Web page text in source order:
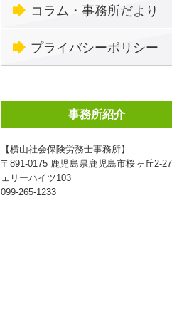
コラム・事務所だより
プライバシーポリシー
事務所紹介
【横山社会保険労務士事務所】
〒891-0175 鹿児島県鹿児島市桜ヶ丘2-
ェリーハイツ103
099-265-1233